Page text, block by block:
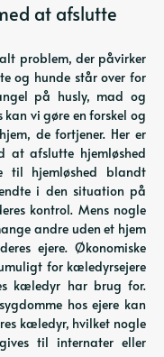
at afslutte
problem, der påvirker
og hunde står over for
på husly, mad og
vi gøre en forskel og
de fortjener. Her er
at afslutte hjemløshed
til hjemløshed blandt
i den situation på
kontrol. Mens nogle
andre uden et hjem
ejere. Økonomiske
for kæledyrsejere
kæledyr har brug for.
hos ejere kan
kæledyr, hvilket nogle
til internater eller